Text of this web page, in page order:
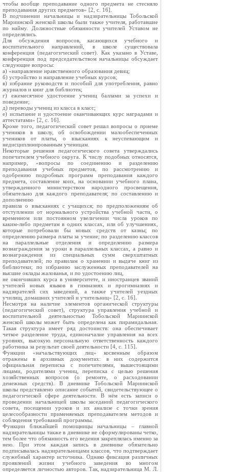
чтобы вообще преподавание одного предмета не стесняло
преподавания других предметов» [2, с. 16].
В подчинении начальницы и надзирательницы Тобольской
Мариинской женской школы были также учителя, работавшие
по найму. Должностные обязанности учителей Уставом не
определялись.
Для обсуждения вопросов, касающихся учебного и
воспитательного направлений, в школе существовала
конференция (педагогический совет). Как указано в Уставе,
конференция под председательством начальницы обсуждает
следующие вопросы:
а) «направление нравственного образования девиц;
б) устройство и направление учебных курсов;
в) избрание руководств и пособий для употребления, равно
журналов и книг для библиотек;
г) ежемесячное удостоение учениц баллами за успехи и
поведение;
д) переводы учениц из класса в класс;
е) испытание и удостоение оканчивающих курс наградами и
аттестатами» [2, с. 16].
Кроме того, педагогический совет решал вопросы о приеме
учеников в школу, об освобождении малообеспеченных
учеников от платы, о взысканиях к неуспевающим и
недисциплинированным ученицам.
Некоторые решения педагогического совета утверждались
попечителем учебного округа. К числу подобных относятся,
например, «вопросы по соединению и разделению
преподавания учебных предметов, по рассмотрению и
одобрению подробных программ преподавания каждого
предмета, составление коих, на основании учебного плана,
утвержденного министерством народного просвещения,
обязательно для каждого преподавателя; по составлению и
дополнению
правила о взысканиях с учащихся; по предположениям об
отступлении от нормального устройства учебной части, о
временном или постоянном увеличении числа уроков по
каким-либо предметам в одних классах, или об улучшениях,
которые потребовали бы новых средств от казны; по
определению размера платы за учение; по разделению классов
на параллельные отделения и определению размера
вознаграждения за уроки в параллельных классах, а равно и
вознаграждения из специальных сумм сверхштатных
преподавателей; по правилам о хранении и выдаче книг из
библиотеки; по избранию заслуженных преподавателей на
высшие оклады жалованья, и по удостоению лиц,
не окончивших курса в университете, и иностранцев званий
учителей новых языков в гимназиях и прогимназиях и
надзирателей сих заведений, а также учителей уездных
училищ, домашних учителей и учительниц» [2, с. 16].
Несмотря на наличие элементов органической структуры
(педагогический совет), структура управления учебной и
воспитательной деятельностью Тобольской Мариинской
женской школы может быть определена как пирамидальная.
Такая структура имеет ряд достоинств: она обеспечивает
четкое разделение труда, единоначалие управления на всех
уровнях, высокую персональную ответственность каждого
работника за результат своей деятельности [4, с. 115].
Функции «начальствующих лиц» косвенным образом
отражены в архивных документах: в них содержится
официальная переписка с попечителями, вышестоящими
лицами, родителями учениц, переписка с целью решения
хозяйственных вопросов (о ремонте, о расходовании
денежных средств). В дневнике Тобольской Мариинской
школы представлено описание событий, свидетельствующее о
педагогической сфере деятельности. В нём есть записи о
проведении начальницей школы заседаний педагогического
совета, посещении уроков и их анализе с точки зрения
целесообразности применяемых преподавателем методов и
соблюдения требований программы.
Функции ближайшей помощницы начальницы – главной
надзирательницы также в дневнике не сформулированы четко,
тем более что обязанность его ведения закреплялась именно за
нею. При этом каждая запись в дневнике обязательно
подписывалась надзирательницами классов, что подтверждает
служебный характер источника. Однако фиксация различных
проявлений жизни учебного заведения во многом
определяется личностью авторов. Так, надзирательница М. Л.